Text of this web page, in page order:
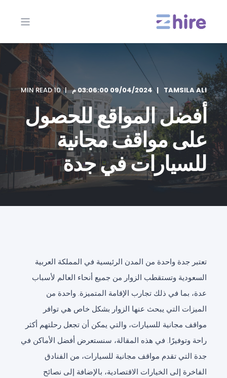
TAMSILA ALI 09/04/2024 03:06:00 م 10 MIN READ
أفضل المواقع للحصول
على مواقف مجانية
للسيارات في جدة
تعتبر جدة واحدة من المدن الرئيسية في المملكة العربية
السعودية وتستقطب الزوار من جميع أنحاء العالم لأسباب
عدة، بما في ذلك تجارب الإقامة المتميزة. واحدة من
الميزات التي يبحث عنها الزوار بشكل خاص هي توافر
مواقف مجانية للسيارات، والتي يمكن أن تجعل رحلتهم أكثر
راحة وتوفيرًا. في هذه المقالة، سنستعرض أفضل الأماكن في
جدة التي تقدم مواقف مجانية للسيارات، من الفنادق
الفاخرة إلى الخيارات الاقتصادية، بالإضافة إلى نصائح